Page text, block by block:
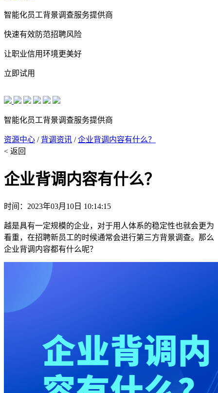
智能化员工背景调查服务提供商
快速有效防范招聘风险
让职业信用环境更美好
立即试用
智能化员工背景调查服务提供商
资源中心 / 背调资讯 /企业背调内容有什么？
< 返回
企业背调内容有什么？
时间：2023年03月10日 10:14:15
越是具有一定规模的企业，对于用人体系的稳定性也就会更为
看重，在招聘新员工的时候通常会进行第三方背景调查。那么
企业背调内容都有什么呢？